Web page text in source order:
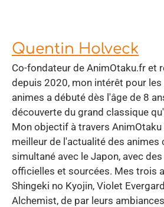
Quentin Holveck
Co-fondateur de AnimOtaku.fr et
depuis 2020, mon intérêt pour
animes a débuté dès l'âge de 8
découverte du grand classique
Mon objectif à travers
meilleur de l'actualité des animes
simultané avec le Japon, avec
officielles et sourcées. Mes trois
Shingeki no Kyojin, Violet
Alchemist, de par leurs